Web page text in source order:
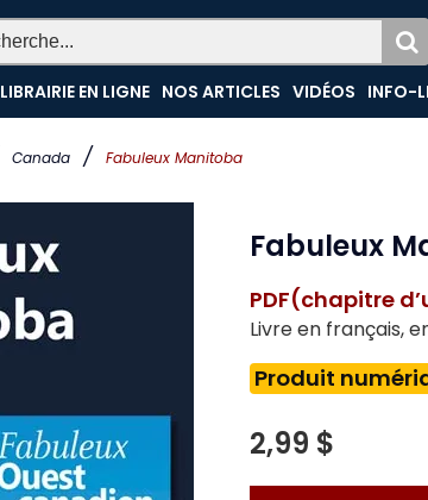
Canada / Fabuleux Manitoba
LIBRAIRIE EN LIGNE NOS ARTICLES VIDÉOS INFO-
Fabuleux
PDF(chapitre
Livre en français,
Produit
2,99 $